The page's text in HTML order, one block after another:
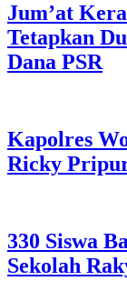
Jum’at
Tetapkan
Dana PSR
Kapolres
Ricky
330 Siswa
Sekolah